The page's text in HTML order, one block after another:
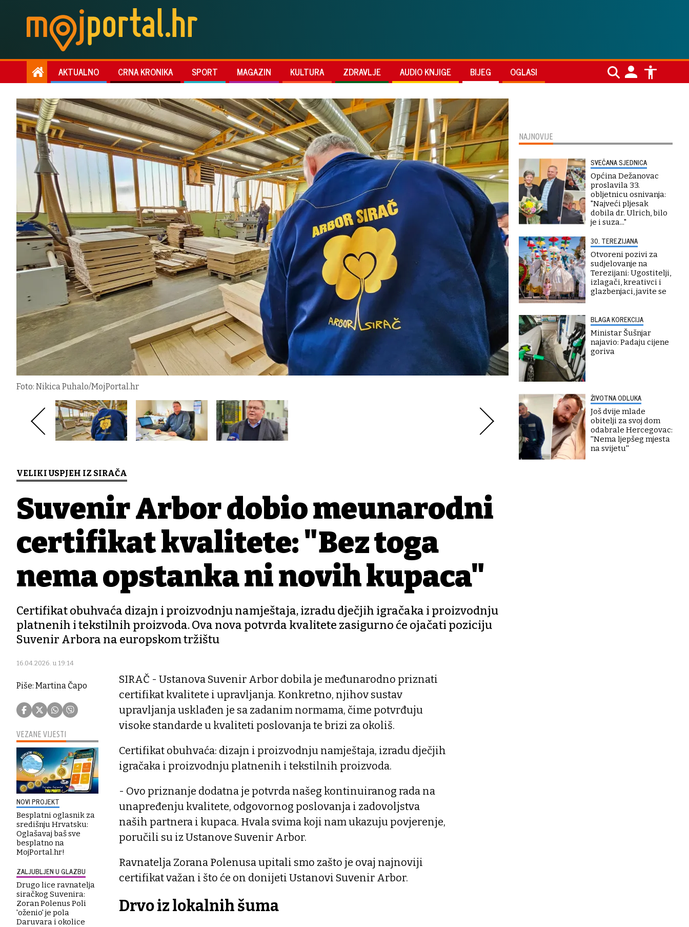
AKTUALNO CRNA KRONIKA SPORT MAGAZIN KULTURA ZDRAVLJE AUDIO KNJIGE BIJEG OGLASI
Foto: Nikica Puhalo/MojPortal.hr
VELIKI USPJEH IZ SIRAČA
Suvenir Arbor dobio međunarodni
certifikat kvalitete: "Bez toga
nema opstanka ni novih kupaca"
Certifikat obuhvaća dizajn i proizvodnju namještaja, izradu dječjih igračaka i proizvodnju
platnenih i tekstilnih proizvoda. Ova nova potvrda kvalitete zasigurno će ojačati poziciju
Suvenir Arbora na europskom tržištu
16.04.2026. u 19:14
Piše: Martina Čapo
VEZANE VIJESTI
NOVI PROJEKT
Besplatni oglasnik za
središnju Hrvatsku:
Oglašavaj baš sve
besplatno na
MojPortal.hr!
ZALJUBLJEN U GLAZBU
Drugo lice ravnatelja
siračkog Suvenira:
Zoran Polenus Poli
'oženio' je pola
Daruvara i okolice
SIRAČ - Ustanova Suvenir Arbor dobila je međunarodno priznati
certifikat kvalitete i upravljanja. Konkretno, njihov sustav
upravljanja usklađen je sa zadanim normama, čime potvrđuju
visoke standarde u kvaliteti poslovanja te brizi za okoliš.
Certifikat obuhvaća: dizajn i proizvodnju namještaja, izradu dječjih
igračaka i proizvodnju platnenih i tekstilnih proizvoda.
- Ovo priznanje dodatna je potvrda našeg kontinuiranog rada na
unapređenju kvalitete, odgovornog poslovanja i zadovoljstva
naših partnera i kupaca. Hvala svima koji nam ukazuju povjerenje,
poručili su iz Ustanove Suvenir Arbor.
Ravnatelja Zorana Polenusa upitali smo zašto je ovaj najnoviji
certifikat važan i što će on donijeti Ustanovi Suvenir Arbor.
Drvo iz lokalnih šuma
NAJNOVIJE
SVEČANA SJEDNICA
Općina Dežanovac
proslavila 33.
obljetnicu osnivanja:
"Najveći pljesak
dobila dr. Ulrich, bilo
je i suza..."
30. TEREZIJANA
Otvoreni pozivi za
sudjelovanje na
Terezijani: Ugostitelji,
izlagači, kreativci i
glazbenjaci, javite se
BLAGA KOREKCIJA
Ministar Šušnjar
najavio: Padaju cijene
goriva
ŽIVOTNA ODLUKA
Još dvije mlade
obitelji za svoj dom
odabrale Hercegovac:
''Nema ljepšeg mjesta
na svijetu''